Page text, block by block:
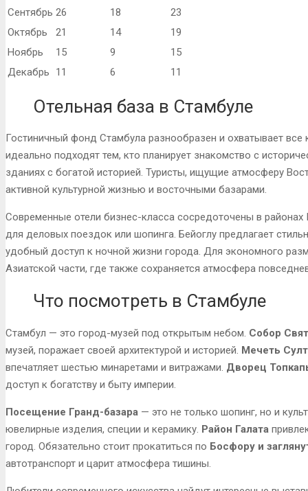
Сентябрь 26 18
23
Октябрь
21 14
19
Ноябрь
15 9
15
Декабрь
11 6 11
Отельная база в Стамбуле
Гостиничный фонд Стамбула разнообразен и охватывает все
идеально подходят тем, кто планирует знакомство с
зданиях с богатой историей. Туристы, ищущие атмосферу
активной культурной жизнью и восточными базарами.
Современные отели бизнес-класса сосредоточены в
для деловых поездок или шопинга. Бейоглу предлагает
удобный доступ к ночной жизни города. Для экономного
Азиатской части, где также сохраняется атмосфера
Что посмотреть в Стамбуле
Стамбул — это город-музей под открытым небом. Собор
музей, поражает своей архитектурой и историей. Мечеть
впечатляет шестью минаретами и витражами. Дворец
доступ к богатству и быту империи.
Посещение Гранд-базара — это не только шопинг, но и
ювелирные изделия, специи и керамику. Район Галата
город. Обязательно стоит прокатиться по Босфору и
автотранспорт и царит атмосфера тишины.